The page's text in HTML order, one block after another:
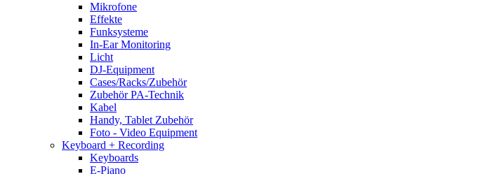
Mikrofone
Effekte
Funksysteme
In-Ear Monitoring
Licht
DJ-Equipment
Cases/Racks/Zubehör
Zubehör PA-Technik
Kabel
Handy, Tablet Zubehör
Foto - Video Equipment
Keyboard + Recording
Keyboards
E-Piano